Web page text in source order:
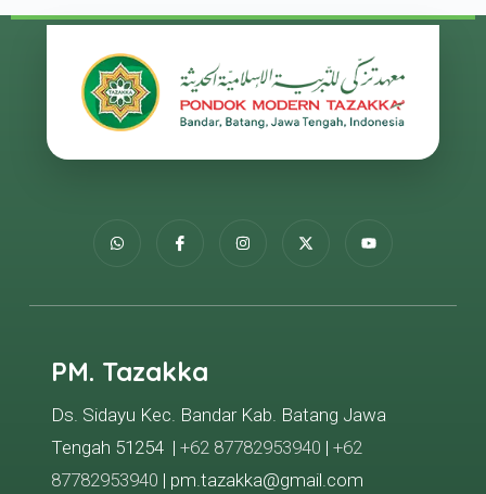
PM. Tazakka
Ds. Sidayu Kec. Bandar Kab. Batang Jawa
Tengah 51254 | +62 87782953940 | +62
87782953940 | pm.tazakka@gmail.com